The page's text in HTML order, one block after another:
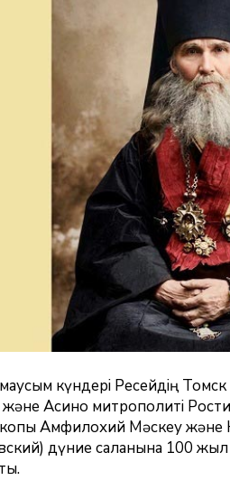
күндері Ресейдің
Асино митрополиті
Амфилохий Мәскеу және
дүние салғанына 100 жыл